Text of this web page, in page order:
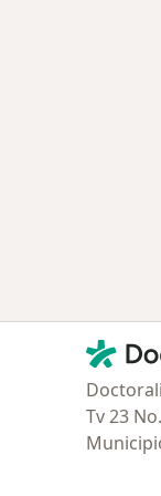
Doctoralia
Tv 23